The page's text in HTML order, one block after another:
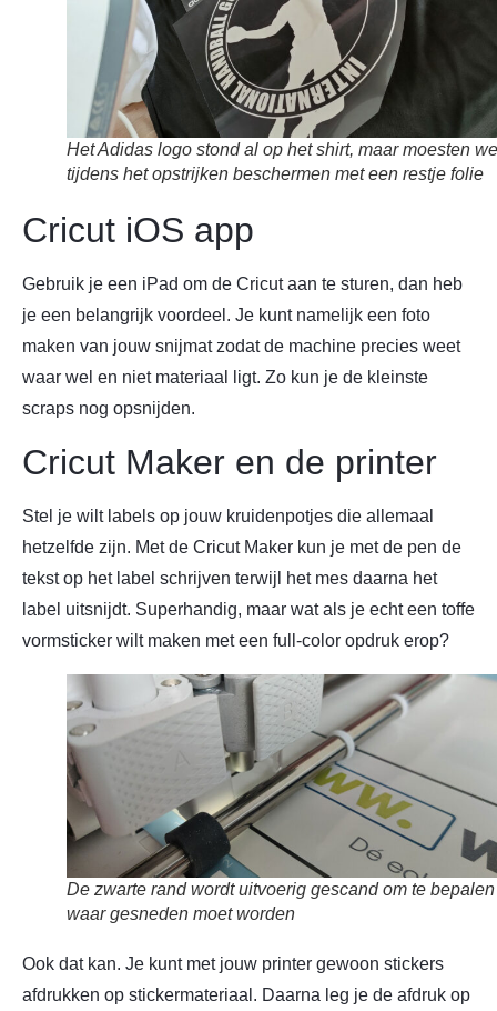
Het Adidas logo stond al op het shirt, maar moesten we
tijdens het opstrijken beschermen met een restje folie
Cricut iOS app
Gebruik je een iPad om de Cricut aan te sturen, dan heb
je een belangrijk voordeel. Je kunt namelijk een foto
maken van jouw snijmat zodat de machine precies weet
waar wel en niet materiaal ligt. Zo kun je de kleinste
scraps nog opsnijden.
Cricut Maker en de printer
Stel je wilt labels op jouw kruidenpotjes die allemaal
hetzelfde zijn. Met de Cricut Maker kun je met de pen de
tekst op het label schrijven terwijl het mes daarna het
label uitsnijdt. Superhandig, maar wat als je echt een toffe
vormsticker wilt maken met een full-color opdruk erop?
De zwarte rand wordt uitvoerig gescand om te bepalen
waar gesneden moet worden
Ook dat kan. Je kunt met jouw printer gewoon stickers
afdrukken op stickermateriaal. Daarna leg je de afdruk op